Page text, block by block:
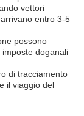
vettori
entro 3-5
possono
doganali
di tracciamento
il viaggio del